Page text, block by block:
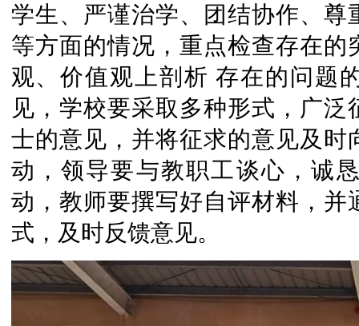
学生、严谨治学、团结协作、
等方面的情况，重点检查存在
观、价值观上剖析 存在的问题
见，学校要采取多种形式，广
士的意见，并将征求的意见及
动，领导要与教职工谈心，诚
动，教师要撰写好自评材料，
式，及时反馈意见。